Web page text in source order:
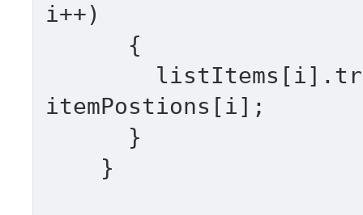
i++)
itemPostions[i];